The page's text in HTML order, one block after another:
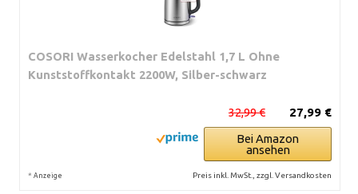
COSORI Wasserkocher Edelstahl 1,7 L Ohne
Kunststoffkontakt 2200W, Silber-schwarz
27,99 €
32,99 €
Bei Amazon
ansehen
* Anzeige Preis inkl. MwSt., zzgl. Versandkosten